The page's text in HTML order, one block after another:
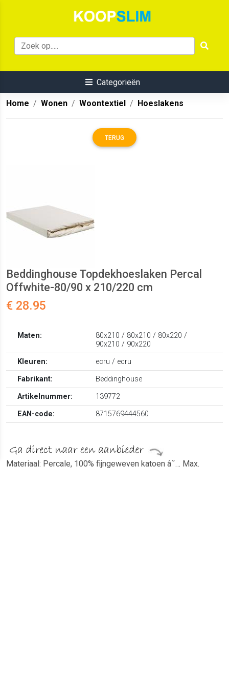
Categorieën
Home Wonen Woontextiel Hoeslakens
TERUG
Beddinghouse Topdekhoeslaken Percal
Offwhite-80/90 x 210/220 cm
€ 28.95
Maten:
80x210 / 80x210 / 80x220 /
90x210 / 90x220
Kleuren:
ecru / ecru
Fabrikant:
Beddinghouse
Artikelnummer:
139772
EAN-code:
8715769444560
Materiaal: Percale, 100% fijngeweven katoen â˜… Max.